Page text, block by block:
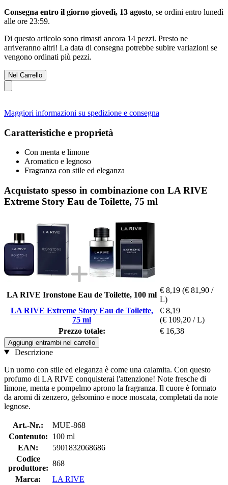
Consegna entro il giorno giovedì, 13 agosto, se ordini entro lunedì
alle ore 23:59.
Di questo articolo sono rimasti ancora 14 pezzi. Presto ne
arriveranno altri! La data di consegna potrebbe subire variazioni se
vengono ordinati più pezzi.
Nel Carrello
Maggiori informazioni su spedizione e consegna
Caratteristiche e proprietà
Con menta e limone
Aromatico e legnoso
Fragranza con stile ed eleganza
Acquistato spesso in combinazione con LA RIVE
Extreme Story Eau de Toilette, 75 ml
LA RIVE Ironstone Eau de Toilette, 100 ml
€ 8,19 (€ 81,90 /
L)
LA RIVE Extreme Story Eau de Toilette,
75 ml
€ 8,19
(€ 109,20 / L)
Prezzo totale:
€ 16,38
Aggiungi entrambi nel carrello
Descrizione
Un uomo con stile ed eleganza è come una calamita. Con questo
profumo di LA RIVE conquisterai l'attenzione! Note fresche di
limone, menta e pompelmo aprono la fragranza. Il cuore è formato
da aromi di zenzero, gelsomino e noce moscata, completati da note
legnose.
Art.-Nr.:
MUE-868
Contenuto:
100 ml
EAN:
5901832068686
Codice
produttore:
868
Marca:
LA RIVE